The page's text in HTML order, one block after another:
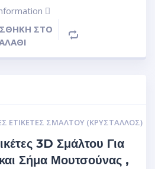
ΣΤΟ
ΕΤΙΚΈΤΕΣ ΣΜΆΛΤΟΥ (ΚΡΥΣΤΑΛΛΟΣ)
3D Σμάλτου Για
Σήμα Μουτσούνας ,